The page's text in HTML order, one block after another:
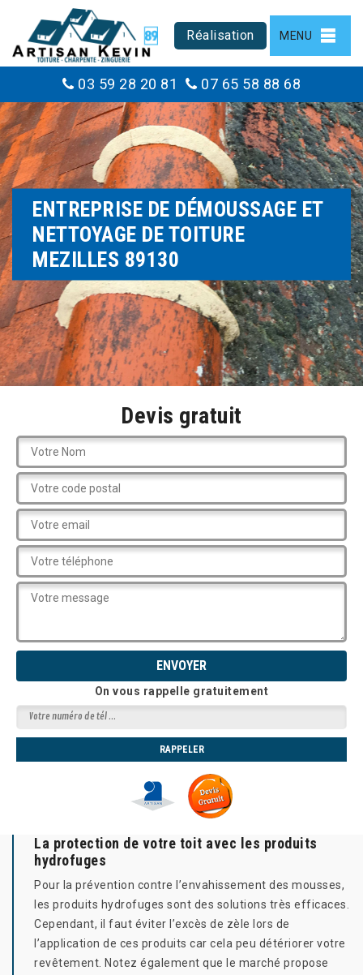
Réalisation MENU
03 59 28 20 81 07 65 58 88 68
ENTREPRISE DE DÉMOUSSAGE ET
NETTOYAGE DE TOITURE
MEZILLES 89130
Devis gratuit
On vous rappelle gratuitement
La protection de votre toit avec les produits
hydrofuges
Pour la prévention contre l’envahissement des mousses,
les produits hydrofuges sont des solutions très efficaces.
Cependant, il faut éviter l’excès de zèle lors de
l’application de ces produits car cela peu détériorer votre
revêtement. Notez également que le marché propose